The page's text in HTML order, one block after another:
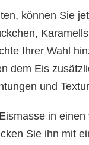
können Sie
Ihrer Wahl
dem Eis
und
in
Sie ihn mit